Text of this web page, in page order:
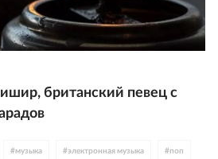
британский певец с
#музыка #электронная музыка #поп